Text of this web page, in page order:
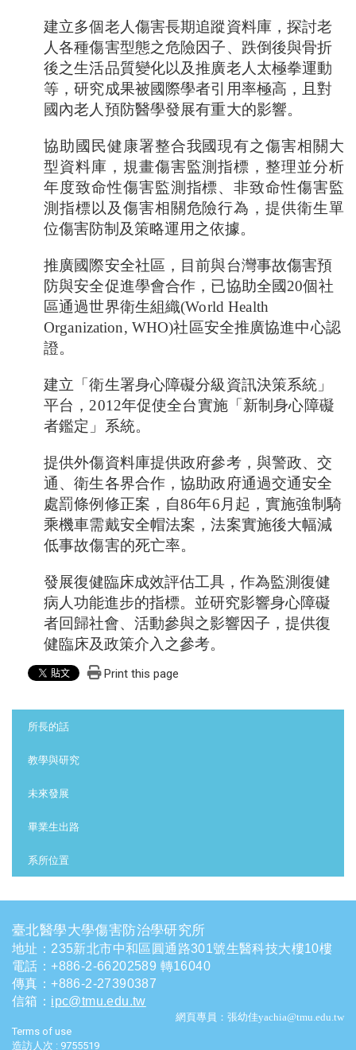
建立多個老人傷害長期追蹤資料庫，探討老
人各種傷害型態之危險因子、跌倒後與骨折
後之生活品質變化以及推廣老人太極拳運動
等，研究成果被國際學者引用率極高，且對
國內老人預防醫學發展有重大的影響。
協助國民健康署整合我國現有之傷害相關大
型資料庫，規畫傷害監測指標，整理並分析
年度致命性傷害監測指標、非致命性傷害監
測指標以及傷害相關危險行為，提供衛生單
位傷害防制及策略運用之依據。
推廣國際安全社區，目前與台灣事故傷害預
防與安全促進學會合作，已協助全國20個社
區通過世界衛生組織(World Health
Organization, WHO)社區安全推廣協進中心認
證。
建立「衛生署身心障礙分級資訊決策系統」
平台， 2012年促使全台實施「新制身心障礙
者鑑定」系統。
提供外傷資料庫提供政府參考，與警政、交
通、衛生各界合作，協助政府通過交通安全
處罰條例修正案，自86年6 月起，實施強制騎
乘機車需戴安全帽法案，法案實施後大幅減
低事故傷害的死亡率。
發展復健臨床成效評估工具，作為監測復健
病人功能進步的指標。並研究影響身心障礙
者回歸社會、活動參與之影響因子，提供復
健臨床及政策介入之參考。
Print this page
所長的話
教學與研究
未來發展
畢業生出路
系所位置
臺北醫學大學傷害防治學研究所
地址：235新北市中和區圓通路301號生醫科技大樓10樓
電話 ：+886-2-66202589 轉16040
傳真：+886-2-27390387
信箱 ： ipc@tmu.edu.tw
網頁專員：張幼佳yachia@tmu.edu.tw
Terms of use
造訪人次 : 9755519